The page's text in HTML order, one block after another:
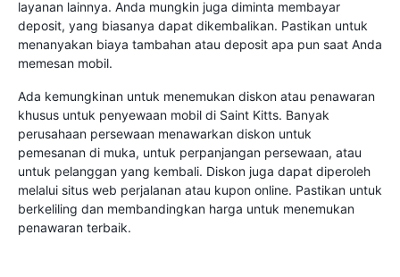
layanan lainnya. Anda mungkin juga diminta membayar
deposit, yang biasanya dapat dikembalikan. Pastikan untuk
menanyakan biaya tambahan atau deposit apa pun saat Anda
memesan mobil.
Ada kemungkinan untuk menemukan diskon atau penawaran
khusus untuk penyewaan mobil di Saint Kitts. Banyak
perusahaan persewaan menawarkan diskon untuk
pemesanan di muka, untuk perpanjangan persewaan, atau
untuk pelanggan yang kembali. Diskon juga dapat diperoleh
melalui situs web perjalanan atau kupon online. Pastikan untuk
berkeliling dan membandingkan harga untuk menemukan
penawaran terbaik.